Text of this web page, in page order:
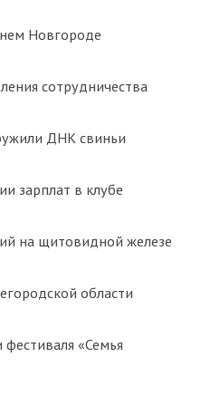
Новгороде
сотрудничества
ДНК свиньи
зарплат в клубе
на щитовидной железе
области
«Семья